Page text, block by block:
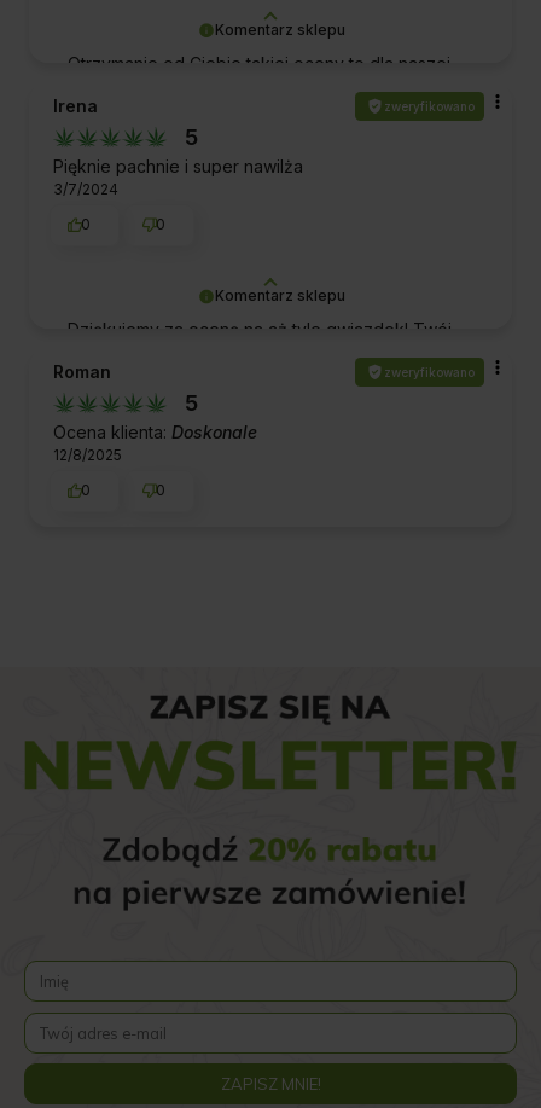
Komentarz sklepu
Otrzymanie od Ciebie takiej oceny to dla naszej
ekipy ogromne wyróżnienie. Dziękujemy za Twój
czas oraz za wybranie naszej firmy i produktów.
Pozdrawiamy!
Komentarz sklepu
Dziękujemy za ocenę na aż tyle gwiazdek! Twój
pozytywny feedback sprawia, że cały zespół
czuje się dumny i zmotywowany do jeszcze
lepszej pracy. Pozdrawiamy!
Irena zweryfikowano
5
Pięknie pachnie i super nawilża
3/7/2024
0
0
Roman zweryfikowano
5
Ocena klienta: Doskonale
12/8/2025
0
0